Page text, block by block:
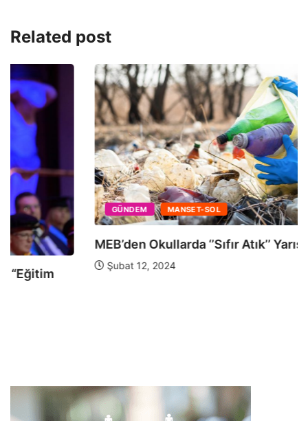
Related post
GÜNDEM MANSET-SOL
MEB’den Okullarda ‘’Sıfır Atık’’ Yarışması